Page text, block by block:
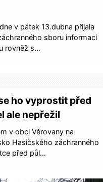
v pátek 13.dubna přijala
sboru informaci
rovněž s…
ho vyprostit před
ale nepřežil
v obci Věrovany na
Hasičského záchranného
před půl…